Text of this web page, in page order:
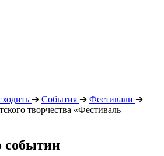
➔ События ➔ Фестивали ➔
творчества «Фестиваль